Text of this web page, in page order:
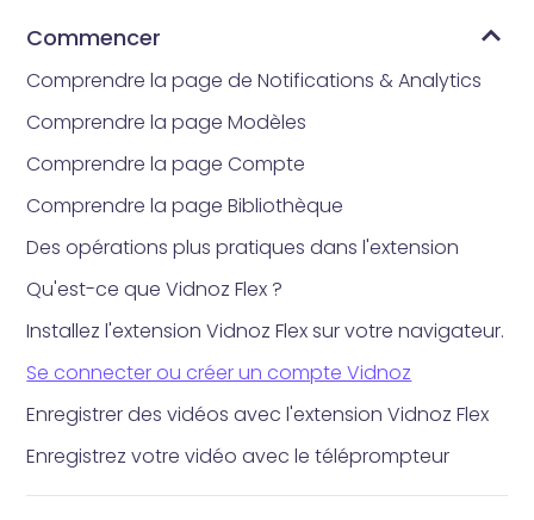
Commencer
Comprendre la page de Notifications & Analytics
Comprendre la page Modèles
Comprendre la page Compte
Comprendre la page Bibliothèque
Des opérations plus pratiques dans l'extension
Qu'est-ce que Vidnoz Flex ?
Installez l'extension Vidnoz Flex sur votre navigateur.
Se connecter ou créer un compte Vidnoz
Enregistrer des vidéos avec l'extension Vidnoz Flex
Enregistrez votre vidéo avec le téléprompteur